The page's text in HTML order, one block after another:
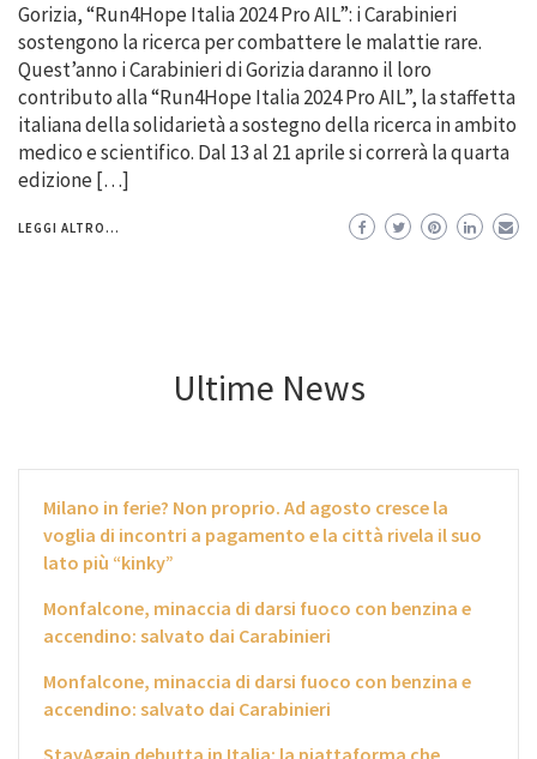
Gorizia, “Run4Hope Italia 2024 Pro AIL”: i Carabinieri
sostengono la ricerca per combattere le malattie rare.
Quest’anno i Carabinieri di Gorizia daranno il loro
contributo alla “Run4Hope Italia 2024 Pro AIL”, la staffetta
italiana della solidarietà a sostegno della ricerca in ambito
medico e scientifico. Dal 13 al 21 aprile si correrà la quarta
edizione […]
LEGGI ALTRO...
Ultime News
Milano in ferie? Non proprio. Ad agosto cresce la
voglia di incontri a pagamento e la città rivela il suo
lato più “kinky”
Monfalcone, minaccia di darsi fuoco con benzina e
accendino: salvato dai Carabinieri
Monfalcone, minaccia di darsi fuoco con benzina e
accendino: salvato dai Carabinieri